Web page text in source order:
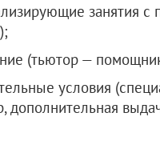
занятия с
(тьютор —
условия
дополнительная